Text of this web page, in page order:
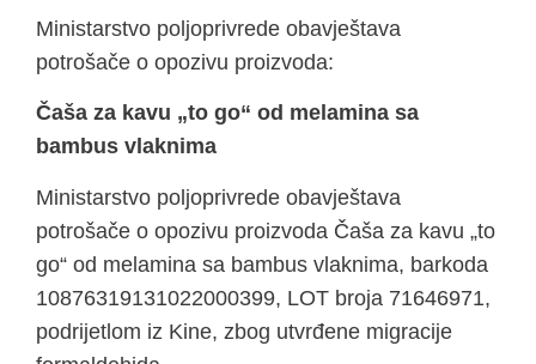
Ministarstvo poljoprivrede obavještava
potrošače o opozivu proizvoda:
Čaša za kavu „to go“ od melamina sa
bambus vlaknima
Ministarstvo poljoprivrede obavještava
potrošače o opozivu proizvoda Čaša za kavu „to
go“ od melamina sa bambus vlaknima, barkoda
10876319131022000399, LOT broja 71646971,
podrijetlom iz Kine, zbog utvrđene migracije